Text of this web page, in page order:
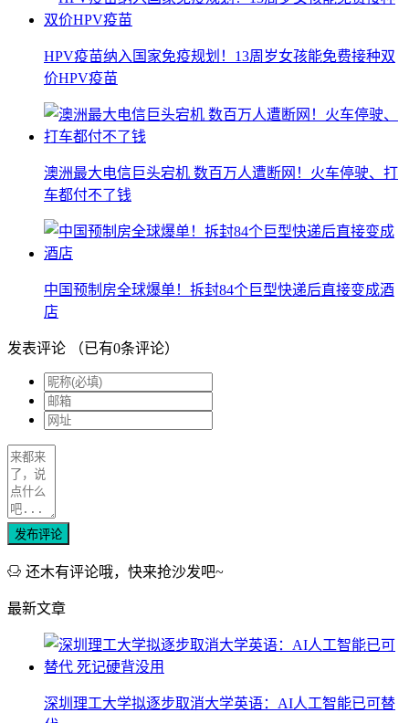
HPV疫苗纳入国家免疫规划！13周岁女孩能免费接种双
价HPV疫苗
澳洲最大电信巨头宕机 数百万人遭断网！火车停驶、打
车都付不了钱
中国预制房全球爆单！拆封84个巨型快递后直接变成酒
店
发表评论 （已有0条评论）
发布评论
还木有评论哦，快来抢沙发吧~
最新文章
深圳理工大学拟逐步取消大学英语：AI人工智能已可替